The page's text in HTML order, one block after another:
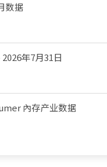
数据
年7月31日
內存产业数据